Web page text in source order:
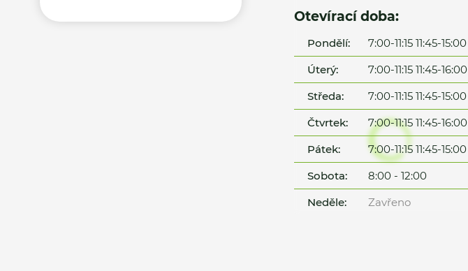
Otevírací doba:
Pondělí:
7:00-11:15 11:45-15:00
Úterý:
7:00-11:15 11:45-16:00
Středa:
7:00-11:15 11:45-15:00
Čtvrtek:
7:00-11:15 11:45-16:00
Pátek:
7:00-11:15 11:45-15:00
Sobota:
8:00 - 12:00
Neděle:
Zavřeno